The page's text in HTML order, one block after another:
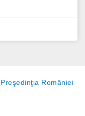
Preşedinţia României